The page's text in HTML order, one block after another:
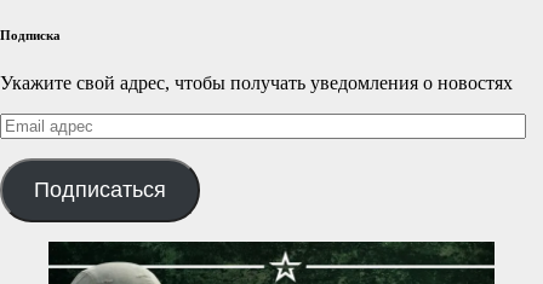
Подписка
Укажите свой адрес, чтобы получать уведомления о новостях
Email
адрес
Подписаться